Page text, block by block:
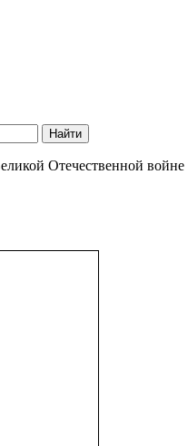
Найти
Отечественной войне